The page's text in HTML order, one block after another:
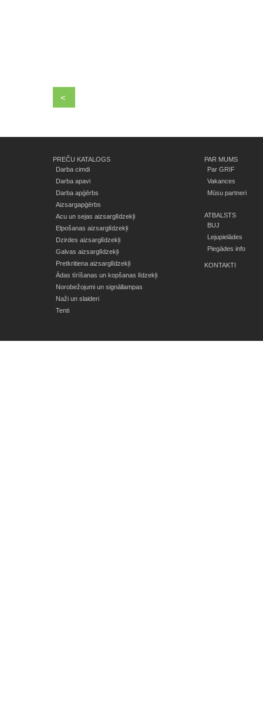
<
PREČU KATALOGS
Darba cimdi
Darba apavi
Darba apģērbs
Aizsargapģērbs
Acu un sejas aizsarglīdzekļi
Elpošanas aizsarglīdzekļi
Dzirdes aizsarglīdzekļi
Galvas aizsarglīdzekļi
Pretkritiena aizsarglīdzekļi
Ādas tīrīšanas un kopšanas līdzekļi
Norobežojumi un signāllampas
Naži un slaideri
Tenti
PAR MUMS
Par GRIF
Vakances
Mūsu partneri
ATBALSTS
BUJ
Lejupielādes
Piegādes info
KONTAKTI